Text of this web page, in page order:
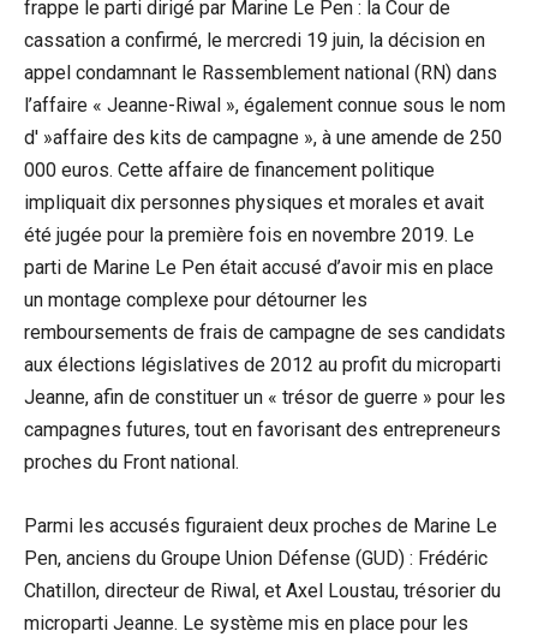
frappe le parti dirigé par Marine Le Pen : la Cour de
cassation a confirmé, le mercredi 19 juin, la décision en
appel condamnant le Rassemblement national (RN) dans
l’affaire « Jeanne-Riwal », également connue sous le nom
d' »affaire des kits de campagne », à une amende de 250
000 euros. Cette affaire de financement politique
impliquait dix personnes physiques et morales et avait
été jugée pour la première fois en novembre 2019. Le
parti de Marine Le Pen était accusé d’avoir mis en place
un montage complexe pour détourner les
remboursements de frais de campagne de ses candidats
aux élections législatives de 2012 au profit du microparti
Jeanne, afin de constituer un « trésor de guerre » pour les
campagnes futures, tout en favorisant des entrepreneurs
proches du Front national.
Parmi les accusés figuraient deux proches de Marine Le
Pen, anciens du Groupe Union Défense (GUD) : Frédéric
Chatillon, directeur de Riwal, et Axel Loustau, trésorier du
microparti Jeanne. Le système mis en place pour les